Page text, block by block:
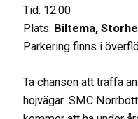
Tid: 12:00
Plats: Biltema,
Parkering finns i
Ta chansen att träffa
hojvägar. SMC